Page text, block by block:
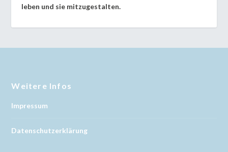
leben und sie mitzugestalten.
Weitere Infos
Impressum
Datenschutzerklärung